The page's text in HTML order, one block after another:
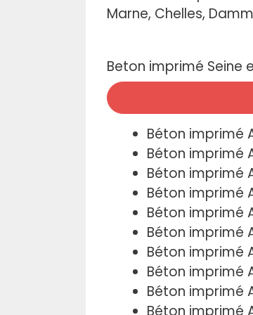
Marne, Chelles,
Beton imprimé Seine
Béton imprimé
Béton imprimé
Béton imprimé
Béton imprimé
Béton imprimé
Béton imprimé
Béton imprimé
Béton imprimé
Béton imprimé
Béton imprimé